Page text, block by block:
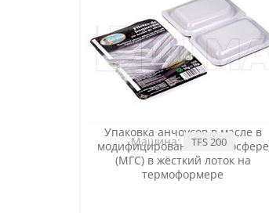
Упаковка анчоусов в масле в
модифицированной атмосфере
(МГС) в жёсткий лоток на
термоформере
Машина: TFS 200